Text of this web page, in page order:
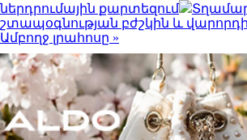
ներդրումային քարտեզում
շտապօգնության բժշկին և
Ամբողջ լրահոսը »